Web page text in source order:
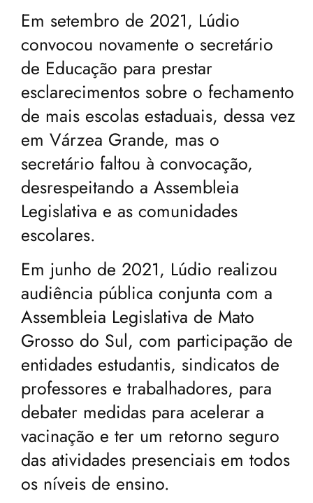
Em setembro de 2021, Lúdio
convocou novamente o secretário
de Educação para prestar
esclarecimentos sobre o fechamento
de mais escolas estaduais, dessa vez
em Várzea Grande, mas o
secretário faltou à convocação,
desrespeitando a Assembleia
Legislativa e as comunidades
escolares.
Em junho de 2021, Lúdio realizou
audiência pública conjunta com a
Assembleia Legislativa de Mato
Grosso do Sul, com participação de
entidades estudantis, sindicatos de
professores e trabalhadores, para
debater medidas para acelerar a
vacinação e ter um retorno seguro
das atividades presenciais em todos
os níveis de ensino.